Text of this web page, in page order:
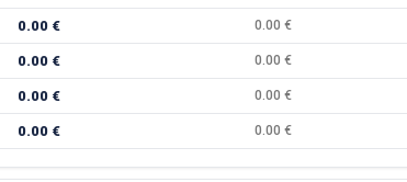
0.00 € 0.00 €
0.00 € 0.00 €
0.00 € 0.00 €
0.00 € 0.00 €